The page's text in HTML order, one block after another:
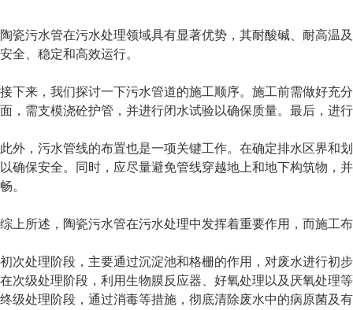
陶瓷污水管在污水处理领域具有显著优势，其耐酸碱、耐高温
安全、稳定和高效运行。
接下来，我们探讨一下污水管道的施工顺序。施工前需做好充
面，需支模浇砼护管，并进行闭水试验以确保质量。最后，进
此外，污水管线的布置也是一项关键工作。在确定排水区界和
以确保安全。同时，应尽量避免管线穿越地上和地下构筑物，
畅。
综上所述，陶瓷污水管在污水处理中发挥着重要作用，而施工
初次处理阶段，主要通过沉淀池和格栅的作用，对废水进行初
在次级处理阶段，利用生物膜反应器、好氧处理以及厌氧处理
终级处理阶段，通过消毒等措施，彻底清除废水中的病原菌及